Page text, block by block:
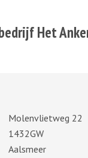
Het
Molenvlietweg 22
1432GW
Aalsmeer